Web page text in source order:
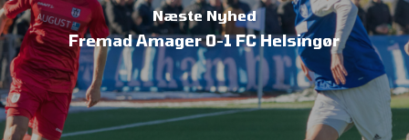
Næste Nyhed
Fremad Amager 0-1 FC Helsingør